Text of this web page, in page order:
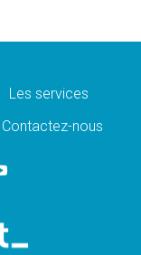
humaine»
renforcera
d'espoir pour
Les services
Contactez-nous